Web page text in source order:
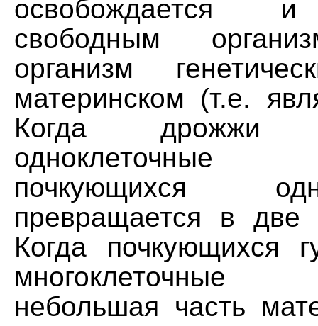
освобождается и
свободным
организм
материнском (т.е.
Когда
одноклеточные
почкующихся
превращается в две
Когда почкующихся
многоклеточные
небольшая часть